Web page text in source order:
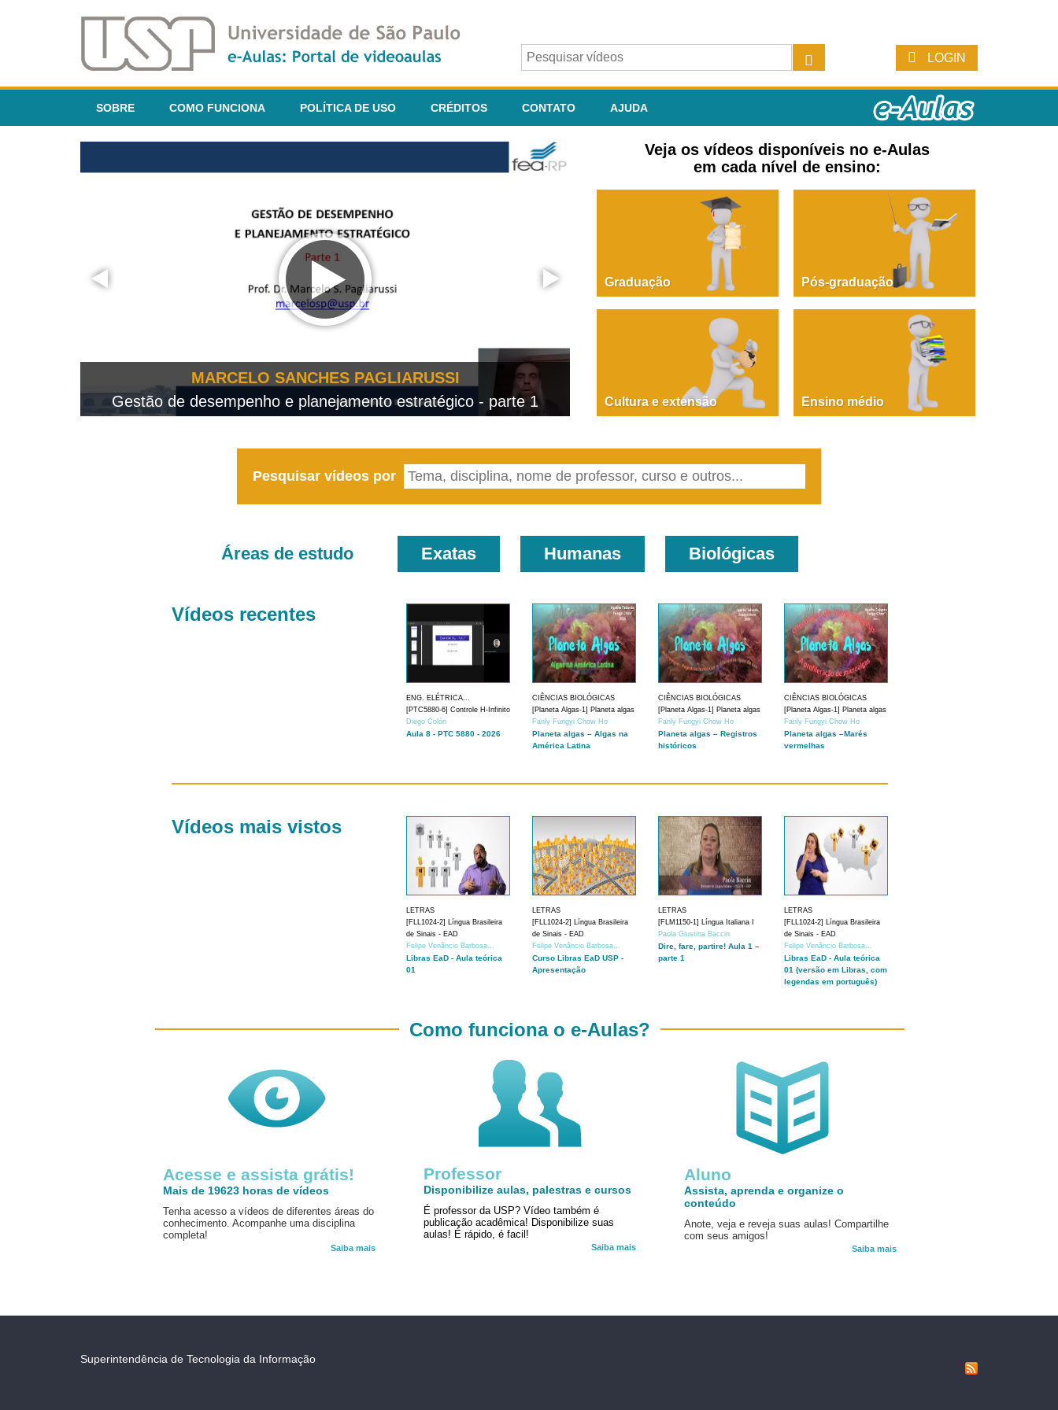
LOGIN
SOBRE COMO FUNCIONA POLÍTICA DE USO CRÉDITOS CONTATO AJUDA
MARCELO SANCHES PAGLIARUSSI
Gestão de desempenho e planejamento estratégico - parte 1
PAOLA GIUSTINA BACCIN
Dire, fare, partire! Aula 1 – parte 1
Veja os vídeos disponíveis no e-Aulas
em cada nível de ensino:
Graduação Pós-graduação
Cultura e extensão Ensino médio
Pesquisar vídeos por
Áreas de estudo Exatas Humanas Biológicas
Vídeos recentes
ENG. ELÉTRICA...
[PTC5880-6] Controle H-Infinito
Diego Colón
Aula 8 - PTC 5880 - 2026
CIÊNCIAS BIOLÓGICAS
[Planeta Algas-1] Planeta algas
Fanly Fungyi Chow Ho
Planeta algas – Algas na
América Latina
CIÊNCIAS BIOLÓGICAS
[Planeta Algas-1] Planeta algas
Fanly Fungyi Chow Ho
Planeta algas – Registros
históricos
CIÊNCIAS BIOLÓGICAS
[Planeta Algas-1] Planeta algas
Fanly Fungyi Chow Ho
Planeta algas –Marés
vermelhas
Vídeos mais vistos
LETRAS
[FLL1024-2] Língua Brasileira
de Sinais - EAD
Felipe Venâncio Barbosa...
Libras EaD - Aula teórica
01
LETRAS
[FLL1024-2] Língua Brasileira
de Sinais - EAD
Felipe Venâncio Barbosa...
Curso Libras EaD USP -
Apresentação
LETRAS
[FLM1150-1] Língua Italiana I
Paola Giustina Baccin
Dire, fare, partire! Aula 1 –
parte 1
LETRAS
[FLL1024-2] Língua Brasileira
de Sinais - EAD
Felipe Venâncio Barbosa...
Libras EaD - Aula teórica
01 (versão em Libras, com
legendas em português)
Acesse e assista grátis!
Mais de 19623 horas de vídeos
Tenha acesso a vídeos de diferentes áreas do
conhecimento. Acompanhe uma disciplina
completa!
Saiba mais
Aluno
Assista, aprenda e organize o
conteúdo
Anote, veja e reveja suas aulas! Compartilhe
com seus amigos!
Saiba mais
Como funciona o e-Aulas?
Professor
Disponibilize aulas, palestras e cursos
É professor da USP? Vídeo também é
publicação acadêmica! Disponibilize suas
aulas! É rápido, é facil!
Saiba mais
Superintendência de Tecnologia da Informação